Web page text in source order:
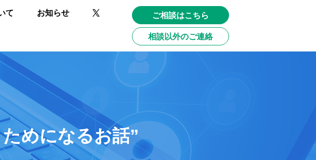
て お知らせ ご相談はこちら
相談以外のご連絡
めになるお話”